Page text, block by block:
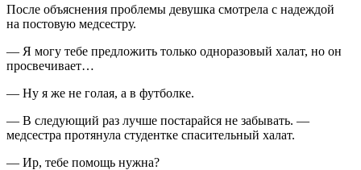
После объяснения проблемы девушка смотрела с надеждой
на постовую медсестру.
— Я могу тебе предложить только одноразовый халат, но он
просвечивает…
— Ну я же не голая, а в футболке.
— В следующий раз лучше постарайся не забывать. —
медсестра протянула студентке спасительный халат.
— Ир, тебе помощь нужна?